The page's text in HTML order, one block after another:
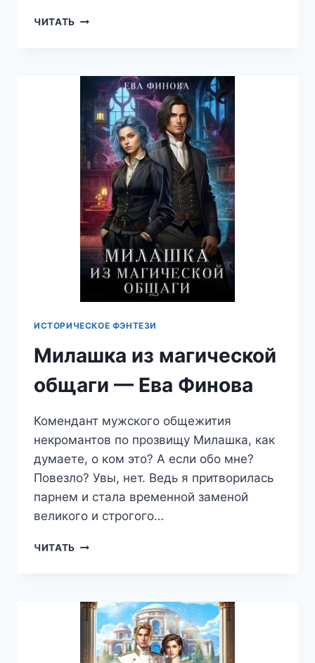
ЧИТАТЬ ПАРАДАЙС
ЕВА
ФИНОВА
ИСТОРИЧЕСКОЕ ФЭНТЕЗИ
Милашка из магической
общаги — Ева Финова
Комендант мужского общежития
некромантов по прозвищу Милашка, как
думаете, о ком это? А если обо мне?
Повезло? Увы, нет. Ведь я притворилась
парнем и стала временной заменой
великого и строгого…
ЧИТАТЬ МИЛАШКА
—
ЕВА
ФИНОВА